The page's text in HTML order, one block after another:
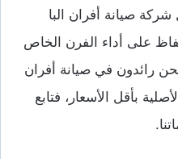
صيانة أفران البا
على أداء الفرن الخاص
رائدون في صيانة أفران
بأقل الأسعار، فتابع